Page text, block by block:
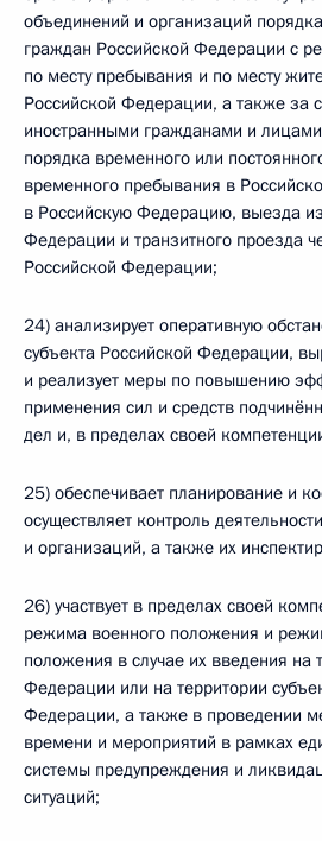
объединений и организаций
граждан Российской Федерации с
по месту пребывания и по месту
Российской Федерации, а также за
иностранными гражданами и
порядка временного или
временного пребывания в
в Российскую Федерацию, выезда
Федерации и транзитного проезда
Российской Федерации;
24) анализирует оперативную
субъекта Российской Федерации,
и реализует меры по повышению
применения сил и средств
дел и, в пределах своей
25) обеспечивает планирование и
осуществляет контроль
и организаций, а также их
26) участвует в пределах своей
режима военного положения и
положения в случае их введения на
Федерации или на территории
Федерации, а также в проведении
времени и мероприятий в рамках
системы предупреждения и
ситуаций;